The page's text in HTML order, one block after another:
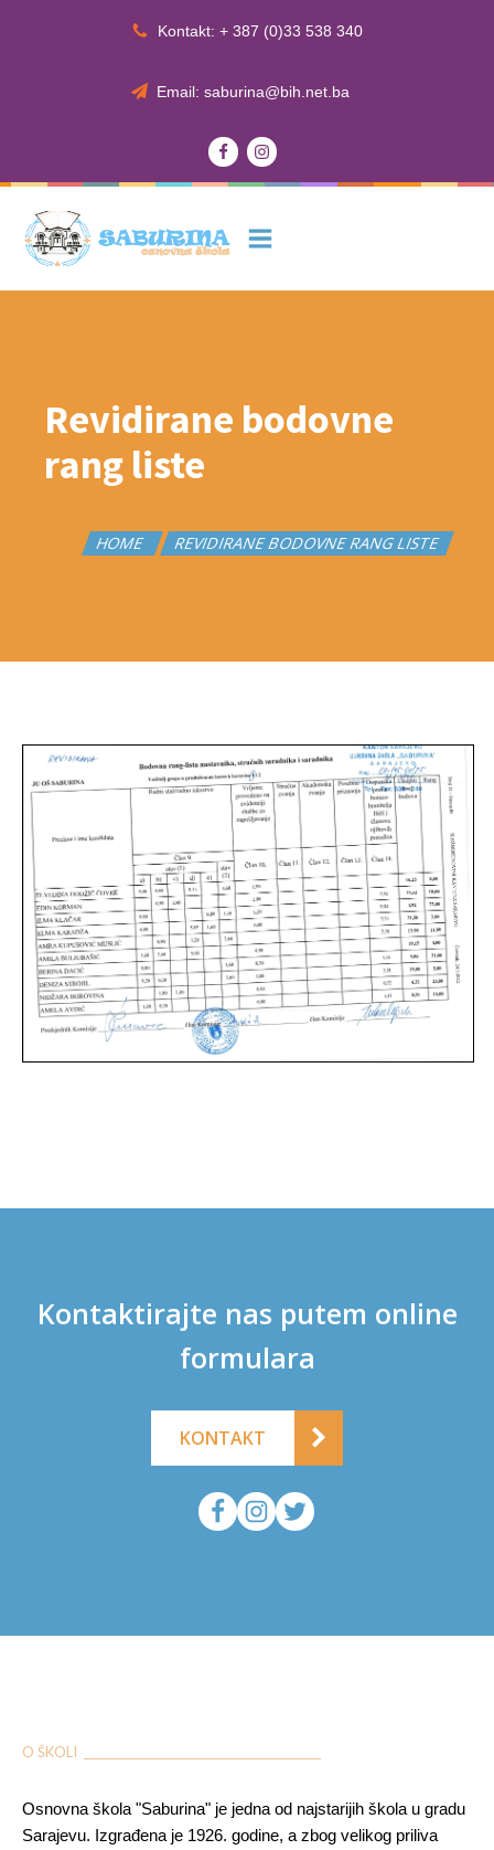
Kontakt: + 387 (0)33 538 340
Email: saburina@bih.net.ba
Revidirane bodovne
rang liste
HOME REVIDIRANE BODOVNE RANG LISTE
Kontaktirajte nas putem online
formulara
KONTAKT
O ŠKOLI ___________________________________________
Osnovna škola "Saburina" je jedna od najstarijih škola u gradu
Sarajevu. Izgrađena je 1926. godine, a zbog velikog priliva